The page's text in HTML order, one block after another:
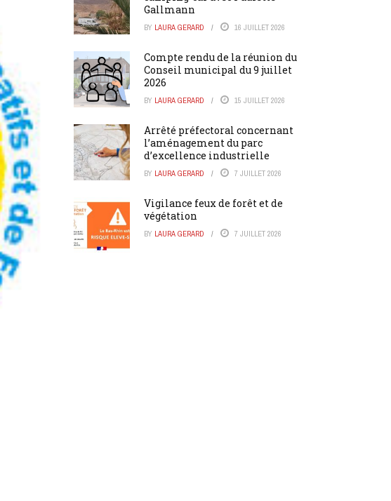
Gallmann
BY LAURA GERARD 16 JUILLET 2026
Compte rendu de la réunion du
Conseil municipal du 9 juillet
2026
BY LAURA GERARD 15 JUILLET 2026
Arrêté préfectoral concernant
l’aménagement du parc
d’excellence industrielle
BY LAURA GERARD 7 JUILLET 2026
Vigilance feux de forêt et de
végétation
BY LAURA GERARD 7 JUILLET 2026